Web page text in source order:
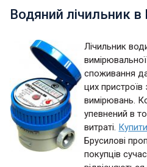
Водяний лічильник в
Лічильник
споживання
цих пристроїв
вимірювань.
упевнений в
витраті.
Брусилові
покупців